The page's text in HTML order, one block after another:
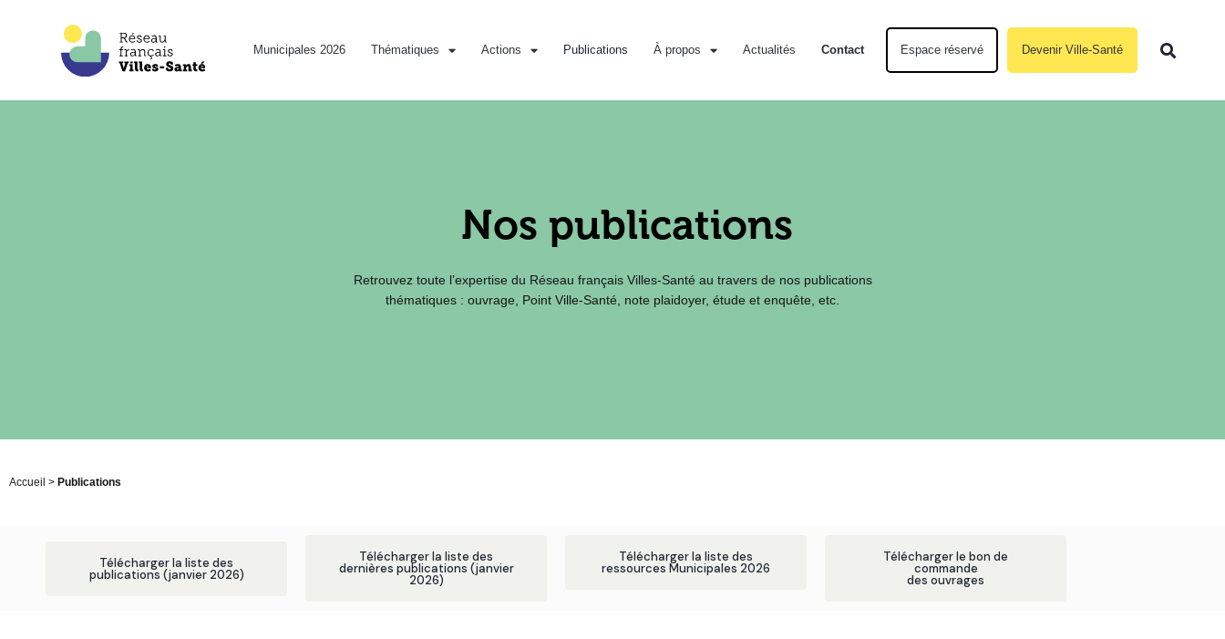
Municipales 2026 Thématiques Actions Publications À propos Actualités Contact Espace réservé Devenir Ville-Santé
Nos publications
Retrouvez toute l’expertise du Réseau français Villes-Santé au travers de nos publications
thématiques : ouvrage, Point Ville-Santé, note plaidoyer, étude et enquête, etc.
Accueil > Publications
Télécharger la liste des
publications (janvier 2026)
Télécharger la liste des
dernières publications (janvier
2026)
Télécharger la liste des
ressources Municipales 2026
Télécharger le bon de
commande
des ouvrages